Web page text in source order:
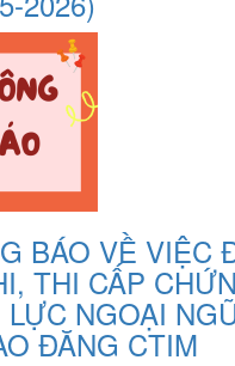
BÁO VỀ VIỆC
THI CẤP
LỰC NGOẠI
ĐĂNG CTIM